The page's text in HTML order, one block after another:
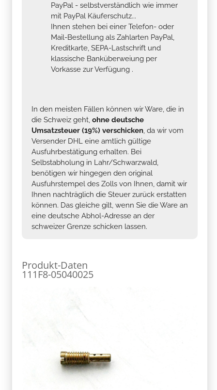
PayPal - selbstverständlich wie immer
mit PayPal Käuferschutz...
Ihnen stehen bei einer Telefon- oder
Mail-Bestellung als Zahlarten PayPal,
Kreditkarte, SEPA-Lastschrift und
klassische Banküberweiung per
Vorkasse zur Verfügung .
In den meisten Fällen können wir Ware, die in
die Schweiz geht, ohne deutsche
Umsatzsteuer (19%) verschicken, da wir vom
Versender DHL eine amtlich gültige
Ausfuhrbestätigung erhalten. Bei
Selbstabholung in Lahr/Schwarzwald,
benötigen wir hingegen den original
Ausfuhrstempel des Zolls von Ihnen, damit wir
Ihnen nachträglich die Steuer zurück erstatten
können. Das gleiche gilt, wenn Sie die Ware an
eine deutsche Abhol-Adresse an der
schweizer Grenze schicken lassen.
Produkt-Daten
111F8-05040025